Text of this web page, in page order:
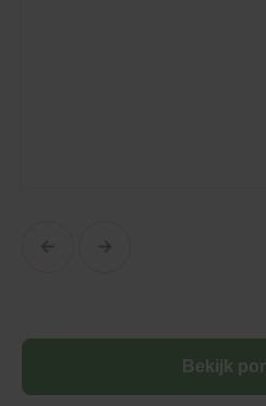
Bekijk